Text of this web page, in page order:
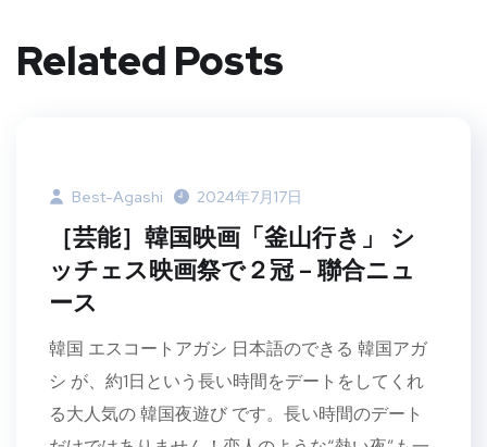
Related Posts
Best-Agashi 2024年7月17日
［芸能］韓国映画「釜山行き」 シ
ッチェス映画祭で２冠 – 聯合ニュ
ース
韓国 エスコートアガシ 日本語のできる 韓国アガ
シ が、約1日という長い時間をデートをしてくれ
る大人気の 韓国夜遊び です。長い時間のデート